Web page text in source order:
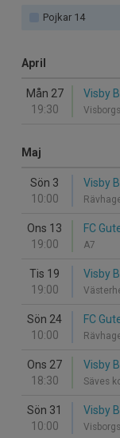
Pojkar 14
April
Mån 27
19:30
Visby
Maj
Sön 3
10:00
Visby
Ons 13
19:00
FC
A7
Tis 19
19:00
Visby
Sön 24
10:00
FC
Ons 27
18:30
Visby
Säves
Sön 31
10:00
Visby